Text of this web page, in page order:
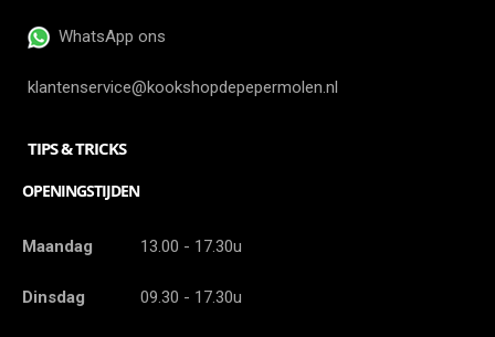
WhatsApp ons
klantenservice@kookshopdepepermolen.nl
TIPS & TRICKS
OPENINGSTIJDEN
Maandag 13.00 - 17.30u
Dinsdag 09.30 - 17.30u